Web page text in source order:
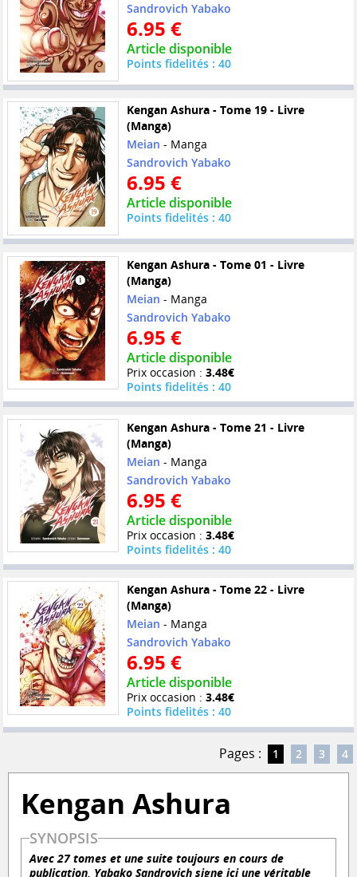
Sandrovich Yabako
6.95 €
Article disponible
Points fidelités : 40
Kengan Ashura - Tome 19 - Livre
(Manga)
Meian - Manga
Sandrovich Yabako
6.95 €
Article disponible
Points fidelités : 40
Kengan Ashura - Tome 01 - Livre
(Manga)
Meian - Manga
Sandrovich Yabako
6.95 €
Article disponible
Prix occasion : 3.48€
Points fidelités : 40
Kengan Ashura - Tome 21 - Livre
(Manga)
Meian - Manga
Sandrovich Yabako
6.95 €
Article disponible
Prix occasion : 3.48€
Points fidelités : 40
Kengan Ashura - Tome 22 - Livre
(Manga)
Meian - Manga
Sandrovich Yabako
6.95 €
Article disponible
Prix occasion : 3.48€
Points fidelités : 40
Pages : 1 2 3 4
Kengan Ashura
SYNOPSIS
Avec 27 tomes et une suite toujours en cours de
publication, Yabako Sandrovich signe ici une véritable